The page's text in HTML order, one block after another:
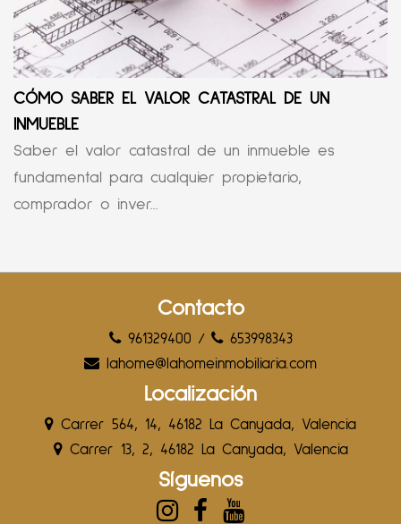
CÓMO SABER EL VALOR CATASTRAL DE UN
INMUEBLE
Saber el valor catastral de un inmueble es
fundamental para cualquier propietario,
comprador o inver...
Contacto
961329400 /
653998343
lahome@lahomeinmobiliaria.com
Localización
Carrer 564, 14, 46182 La Canyada, Valencia
Carrer 13, 2, 46182 La Canyada, Valencia
Síguenos